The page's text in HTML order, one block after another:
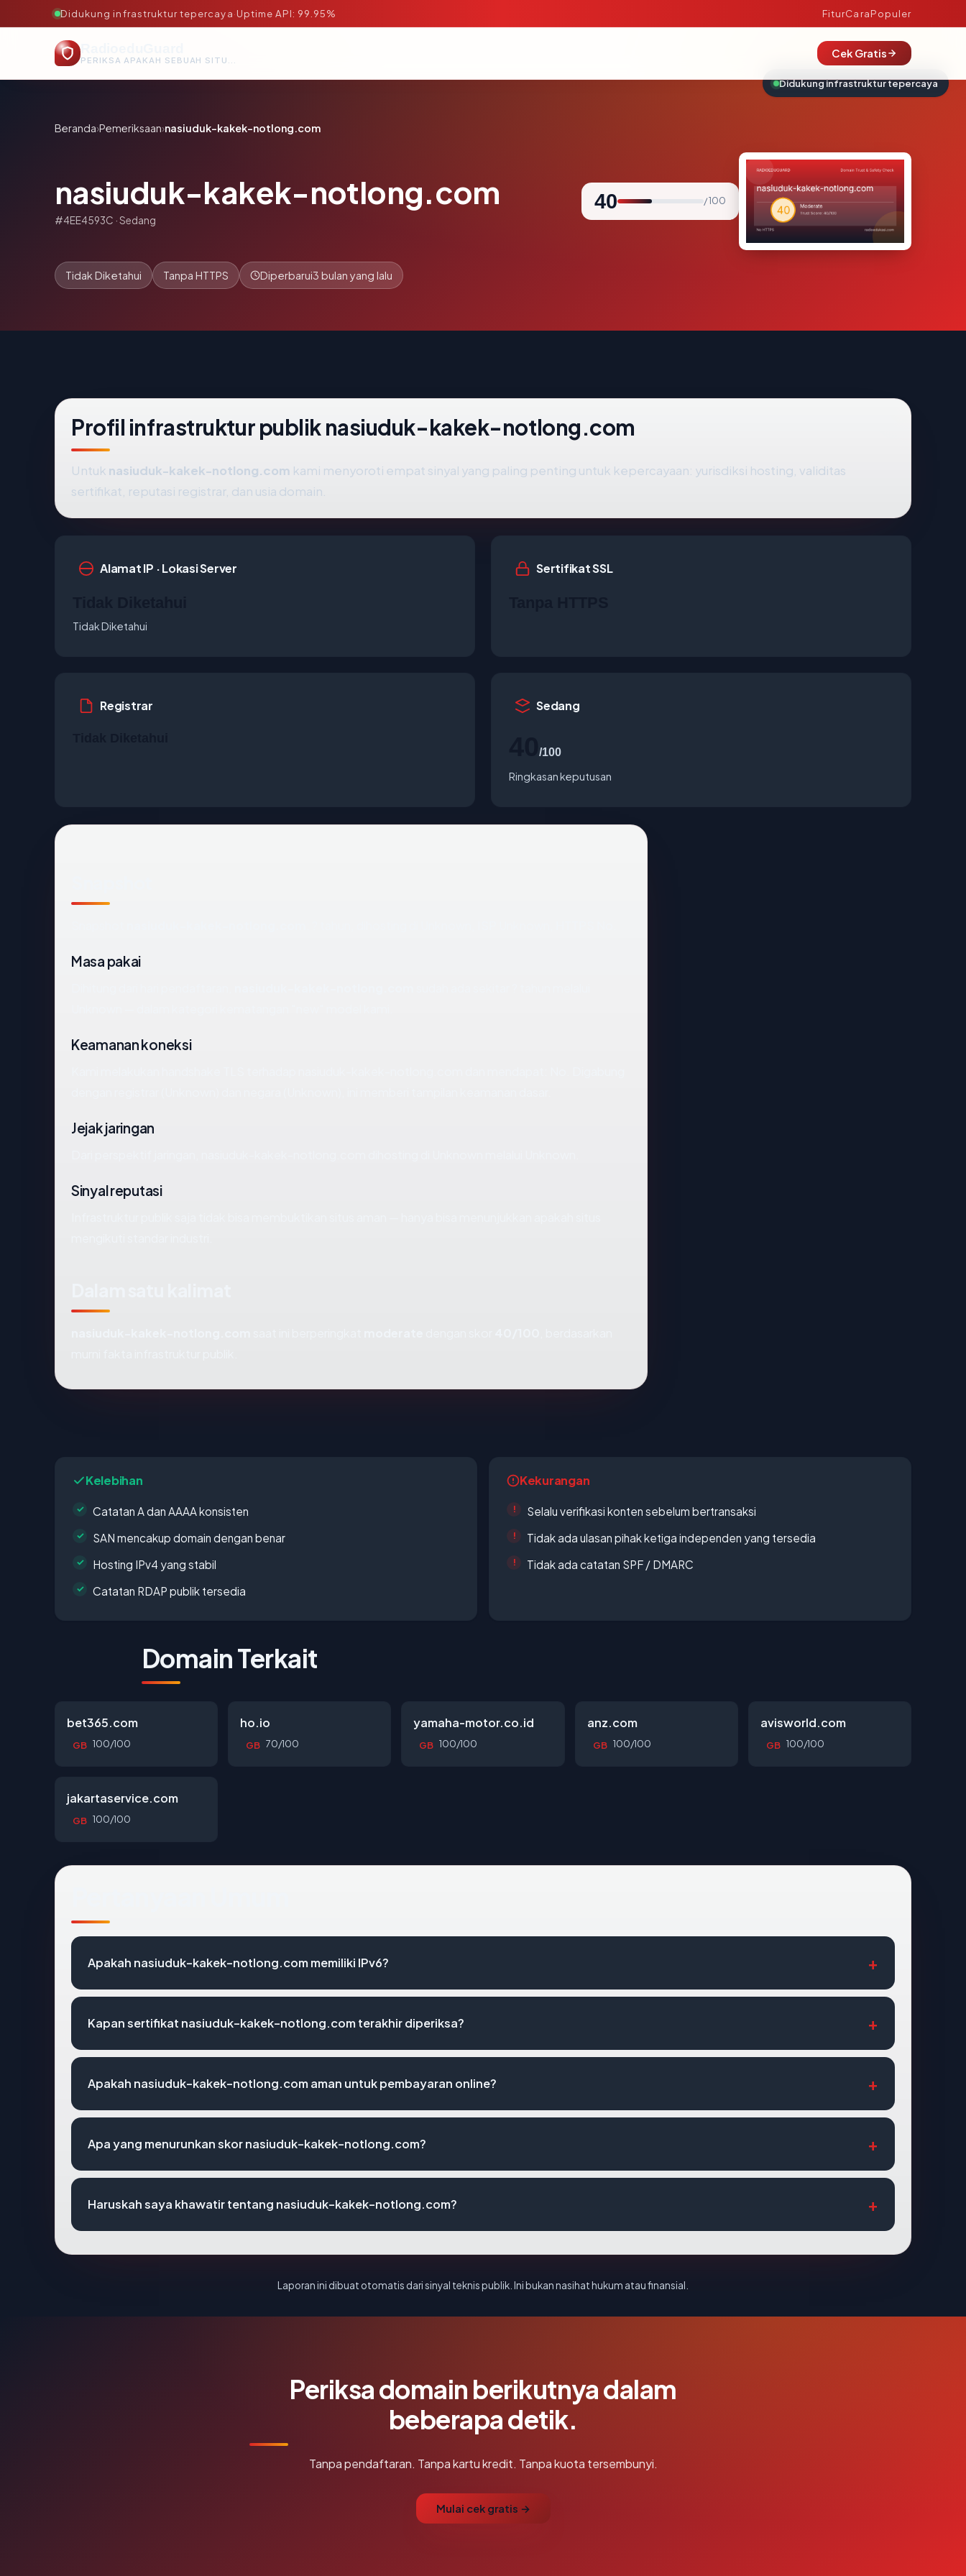
Didukung infrastruktur tepercaya·Uptime API: 99.95% FiturCaraPopuler
PERIKSA APAKAH SEBUAH SITUS AMAN, TEPERCAYA, DAN TERVERIFIKASI DALAM HITUNGAN DETIK.
Cek Gratis
Beranda›Pemeriksaan›nasiuduk-kakek-notlong.com
nasiuduk-kakek-notlong.com
#4EE4593C · Sedang
40 / 100
Tidak Diketahui Tanpa HTTPS Diperbarui3 bulan yang lalu
Profil infrastruktur publik nasiuduk-kakek-notlong.com
Untuk nasiuduk-kakek-notlong.com kami menyoroti empat sinyal yang paling penting untuk kepercayaan: yurisdiksi hosting, validitas
sertifikat, reputasi registrar, dan usia domain.
Alamat IP · Lokasi Server
Tidak Diketahui
Sertifikat SSL
Registrar Sedang
/100
Ringkasan keputusan
Masa pakai
Keamanan koneksi
Jejak jaringan
Sinyal reputasi
Kelebihan
Catatan A dan AAAA konsisten
SAN mencakup domain dengan benar
Hosting IPv4 yang stabil
Catatan RDAP publik tersedia
Kekurangan
Selalu verifikasi konten sebelum bertransaksi
Tidak ada ulasan pihak ketiga independen yang tersedia
Tidak ada catatan SPF / DMARC
Domain Terkait
bet365.com
GB 100/100
ho.io
GB 70/100
yamaha-motor.co.id
GB 100/100
anz.com
GB 100/100
avisworld.com
GB 100/100
jakartaservice.com
GB 100/100
Apakah nasiuduk-kakek-notlong.com memiliki IPv6?
Kapan sertifikat nasiuduk-kakek-notlong.com terakhir diperiksa?
Apakah nasiuduk-kakek-notlong.com aman untuk pembayaran online?
Apa yang menurunkan skor nasiuduk-kakek-notlong.com?
Haruskah saya khawatir tentang nasiuduk-kakek-notlong.com?
Laporan ini dibuat otomatis dari sinyal teknis publik. Ini bukan nasihat hukum atau finansial.
Periksa domain berikutnya dalam
beberapa detik.
Tanpa pendaftaran. Tanpa kartu kredit. Tanpa kuota tersembunyi.
Mulai cek gratis →
Didukung infrastruktur tepercaya